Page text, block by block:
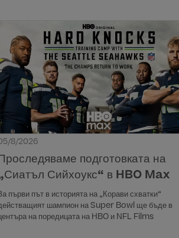
8/2026
подготовката на
Сийхоукс“ в HBO Max
първи път в историята на „Корави схватки“
шампион на Super Bowl ще бъде в
на поредицата на HBO и NFL Films